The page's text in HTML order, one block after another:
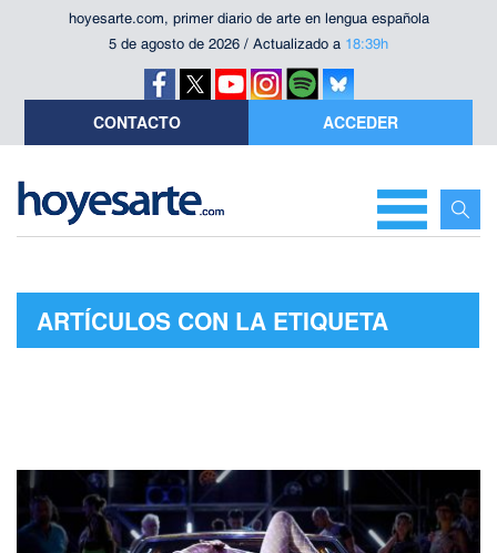
hoyesarte.com, primer diario de arte en lengua española
5 de agosto de 2026 / Actualizado a 18:39h
CONTACTO ACCEDER
ARTÍCULOS CON LA ETIQUETA